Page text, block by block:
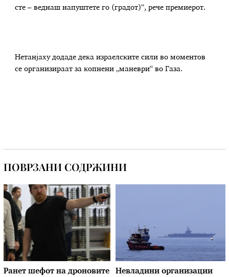
сте – веднаш напуштете го (градот)“, рече премиерот.
Нетанјаху додаде дека израелските сили во моментов
се организираат за копнени „маневри“ во Газа.
ПОВРЗАНИ СОДРЖИНИ
Ранет шефот на дроновите
Невладини организации